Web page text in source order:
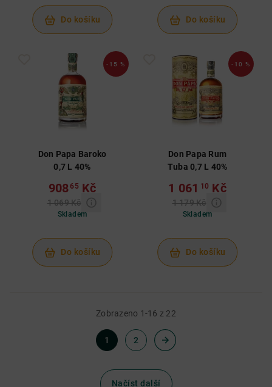
Do košíku Do košíku
-15 %
Don Papa Baroko
0,7 L 40%
90865 Kč
1 069 Kč
Skladem
Do košíku
-10 %
Don Papa Rum
Tuba 0,7 L 40%
1 061 10 Kč
1 179 Kč
Skladem
Do košíku
Zobrazeno 1-16 z 22
1 2
Načíst další